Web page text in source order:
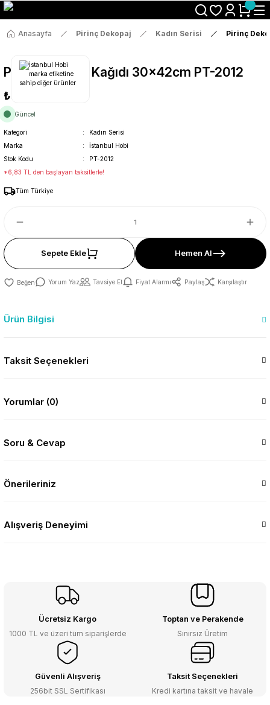
Size Özel "HG10" Koduyla Sepette Hemen %10 İndirimi Kaçırma
Anasayfa Pirinç Dekopaj Kadın Serisi Pirinç
Pirinç Dekopaj Kağıdı 30x42cm PT-2012
₺36
Güncel
Kategori
Kadın Serisi
Marka
İstanbul Hobi
Stok Kodu
PT-2012
*6,83 TL den başlayan taksitlerle!
Tüm Türkiye
Sepete Ekle Hemen Al
Yorum Yaz Tavsiye Et Fiyat Alarmı Paylaş Karşılaştır
Ürün Bilgisi
Taksit Seçenekleri
Yorumlar (0)
Soru & Cevap
Önerileriniz
Alışveriş Deneyimi
Ücretsiz Kargo
1000 TL ve üzeri tüm siparişlerde
Toptan ve Perakende
Sınırsız Üretim
Güvenli Alışveriş
256bit SSL Sertifikası
Taksit Seçenekleri
Kredi kartına taksit ve havale